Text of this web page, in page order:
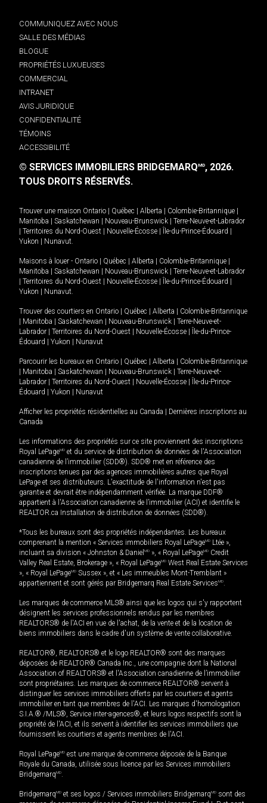
COMMUNIQUEZ AVEC NOUS
SALLE DES MÉDIAS
BLOGUE
PROPRIÉTÉS LUXUEUSES
COMMERCIAL
INTRANET
AVIS JURIDIQUE
CONFIDENTIALITÉ
TÉMOINS
ACCESSIBILITÉ
© SERVICES IMMOBILIERS BRIDGEMARQMD, 2026.
TOUS DROITS RÉSERVÉS.
Trouver une maison Ontario Québec Alberta Colombie-Britannique
Manitoba
Saskatchewan Nouveau-Brunswick
Terre-Neuve-et-Labrador
Territoires du Nord-Ouest Nouvelle-Écosse Île-du-Prince-Édouard
Yukon
Nunavut.
Maisons à louer - Ontario Québec Alberta Colombie-Britannique
Manitoba
Saskatchewan Nouveau-Brunswick
Terre-Neuve-et-Labrador
Territoires du Nord-Ouest Nouvelle-Écosse Île-du-Prince-Édouard
Yukon
Nunavut.
Trouver des courtiers en Ontario Québec Alberta
Colombie-Britannique
Manitoba Saskatchewan Nouveau-Brunswick
Terre-Neuve-et-
Labrador
Territoires du Nord-Ouest Nouvelle-Écosse
Île-du-Prince-
Édouard
Yukon Nunavut
Parcourir les bureaux en Ontario Québec Alberta
Colombie-Britannique
Manitoba Saskatchewan Nouveau-Brunswick
Terre-Neuve-et-
Labrador
Territoires du Nord-Ouest Nouvelle-Écosse
Île-du-Prince-
Édouard
Yukon Nunavut
Afficher les propriétés résidentielles au Canada
Dernières inscriptions au
Canada
Les informations des propriétés sur ce site proviennent des inscriptions
Royal LePageMD et du service de distribution de données de l'Association
canadienne de l’immobilier (SDD®). SDD® met en référence des
inscriptions tenues par des agences immobilières autres que Royal
LePage et ses distributeurs. L'exactitude de l'information n'est pas
garantie et devrait être indépendamment vérifiée. La marque DDF®
appartient à l'Association canadienne de l’immobilier (ACI) et identifie le
REALTOR.ca Installation de distribution de données (SDD®).
*Tous les bureaux sont des propriétés indépendantes. Les bureaux
comprenant la mention « Services immobiliers Royal LePageMD Ltée »,
incluant sa division « Johnston & Daniel MD », « Royal LePageMD Credit
Valley Real Estate, Brokerage », « Royal LePageMD West Real Estate Services
», « Royal LePageMD Sussex », et « Les immeubles Mont-Tremblant »
appartiennent et sont gérés par Bridgemarq Real Estate ServicesMD.
Les marques de commerce MLS® ainsi que les logos qui s'y rapportent
désignent les services professionnels rendus par les membres
REALTORS® de l'ACI en vue de l'achat, de la vente et de la location de
biens immobiliers dans le cadre d'un système de vente collaborative.
REALTOR®, REALTORS® et le logo REALTOR® sont des marques
déposées de REALTOR® Canada Inc., une compagnie dont la National
Association of REALTORS® et l'Association canadienne de l’immobilier
sont propriétaires. Les marques de commerce REALTOR® servent à
distinguer les services immobiliers offerts par les courtiers et agents
immobilier en tant que membres de l'ACI. Les marques d'homologation
S.I.A.® /MLS®, Service inter-agences®, et leurs logos respectifs sont la
propriété de l'ACI, et ils servent à identifier les services immobiliers que
fournissent les courtiers et agents membres de l'ACI.
Royal LePageMD est une marque de commerce déposée de la Banque
Royale du Canada, utilisée sous licence par les Services immobiliers
BridgemarqMD.
BridgemarqMD et ses logos / Services immobiliers BridgemarqMD sont des